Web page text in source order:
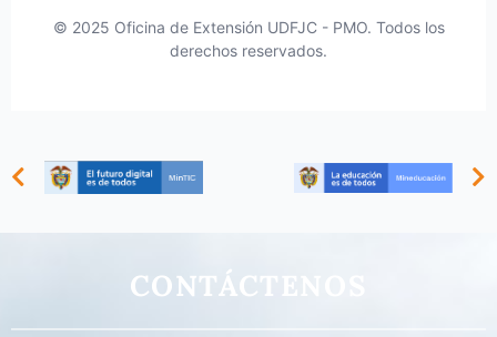
© 2025 Oficina de Extensión UDFJC - PMO. Todos los
derechos reservados.
CONTÁCTENOS